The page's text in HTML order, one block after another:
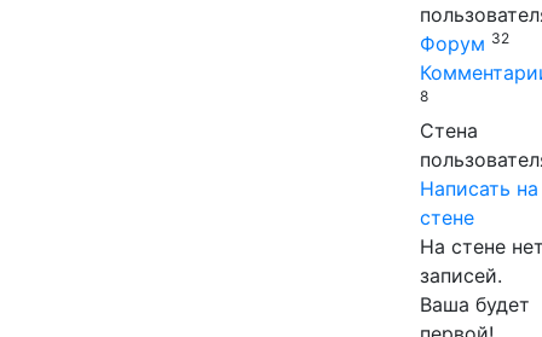
Форум 32
8
Стена
Написать на
стене
На стене
записей.
Ваша будет